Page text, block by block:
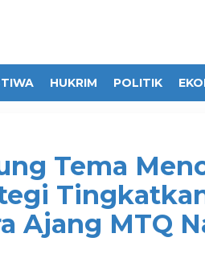
HUKRIM POLITIK
Tema
Ajang MTQ